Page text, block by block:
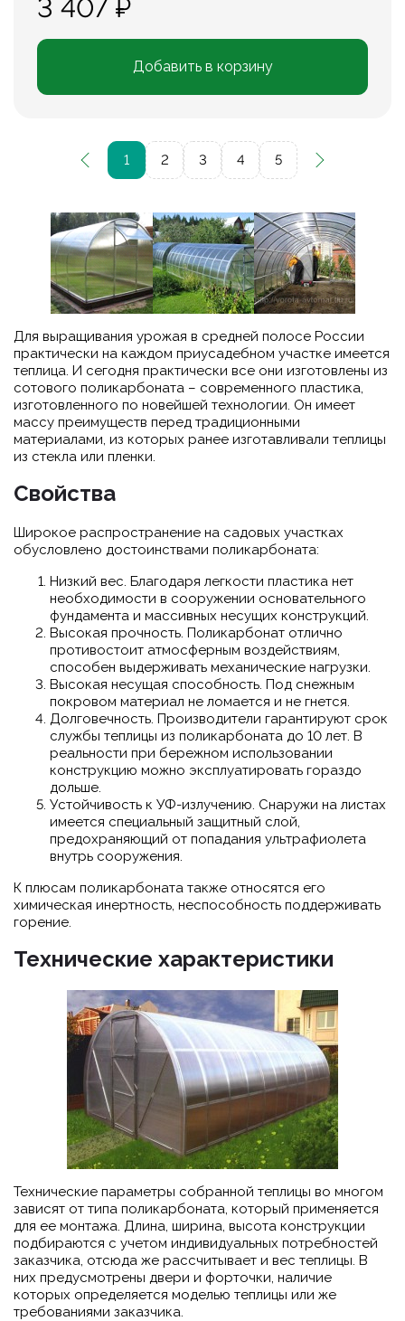
3 407 ₽
Добавить в корзину
1 2 3 4 5
Для выращивания урожая в средней полосе России
практически на каждом приусадебном участке имеется
теплица. И сегодня практически все они изготовлены из
сотового поликарбоната – современного пластика,
изготовленного по новейшей технологии. Он имеет
массу преимуществ перед традиционными
материалами, из которых ранее изготавливали теплицы
из стекла или пленки.
Свойства
Широкое распространение на садовых участках
обусловлено достоинствами поликарбоната:
Низкий вес. Благодаря легкости пластика нет
необходимости в сооружении основательного
фундамента и массивных несущих конструкций.
Высокая прочность. Поликарбонат отлично
противостоит атмосферным воздействиям,
способен выдерживать механические нагрузки.
Высокая несущая способность. Под снежным
покровом материал не ломается и не гнется.
Долговечность. Производители гарантируют срок
службы теплицы из поликарбоната до 10 лет. В
реальности при бережном использовании
конструкцию можно эксплуатировать гораздо
дольше.
Устойчивость к УФ-излучению. Снаружи на листах
имеется специальный защитный слой,
предохраняющий от попадания ультрафиолета
внутрь сооружения.
К плюсам поликарбоната также относятся его
химическая инертность, неспособность поддерживать
горение.
Технические характеристики
Технические параметры собранной теплицы во многом
зависят от типа поликарбоната, который применяется
для ее монтажа. Длина, ширина, высота конструкции
подбираются с учетом индивидуальных потребностей
заказчика, отсюда же рассчитывает и вес теплицы. В
них предусмотрены двери и форточки, наличие
которых определяется моделью теплицы или же
требованиями заказчика.